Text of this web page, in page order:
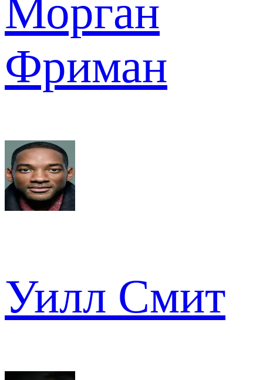
Морган
Фриман
Уилл Смит